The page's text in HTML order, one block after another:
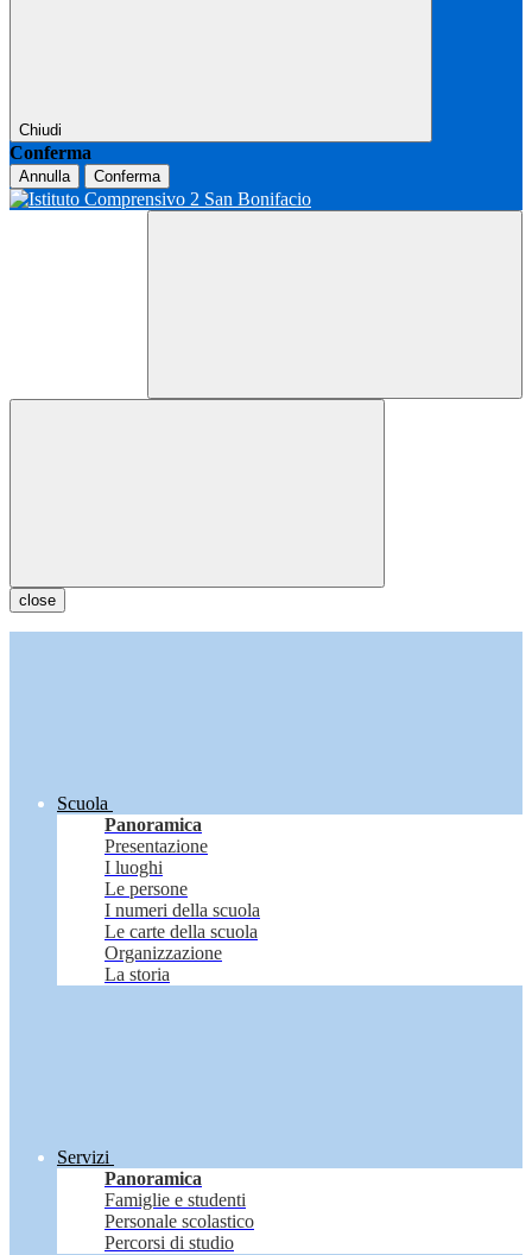
Chiudi
Conferma
Annulla Conferma
close
Scuola
Panoramica
Presentazione
I luoghi
Le persone
I numeri della scuola
Le carte della scuola
Organizzazione
La storia
Servizi
Panoramica
Famiglie e studenti
Personale scolastico
Percorsi di studio